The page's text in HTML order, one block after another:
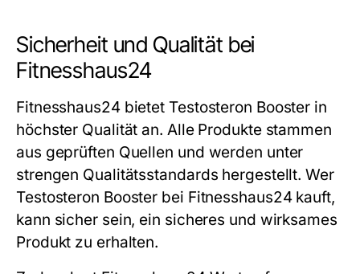
Sicherheit und Qualität bei
Fitnesshaus24
Fitnesshaus24 bietet Testosteron Booster in
höchster Qualität an. Alle Produkte stammen
aus geprüften Quellen und werden unter
strengen Qualitätsstandards hergestellt. Wer
Testosteron Booster bei Fitnesshaus24 kauft,
kann sicher sein, ein sicheres und wirksames
Produkt zu erhalten.